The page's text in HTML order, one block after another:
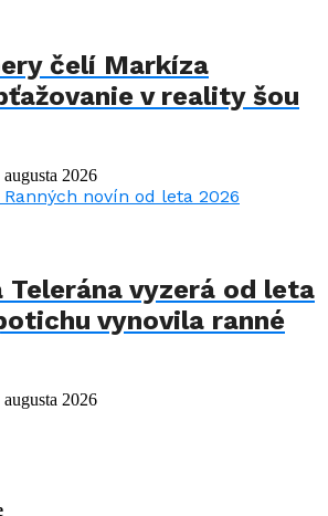
čelí Markíza
v reality šou
augusta 2026
Telerána vyzerá od leta
vynovila ranné
augusta 2026